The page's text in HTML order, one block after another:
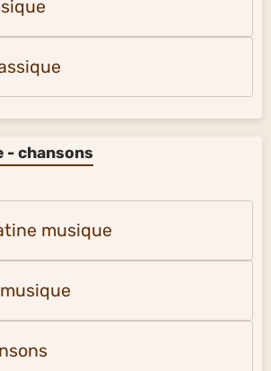
classique
- chansons
musique